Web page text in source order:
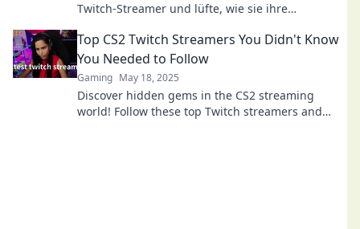
Twitch-Streamer und lüfte, wie sie ihre
Top CS2 Twitch Streamers You Didn't Know
You Needed to Follow
Gaming May 18, 2025
Discover hidden gems in the CS2 streaming
world! Follow these top Twitch streamers and